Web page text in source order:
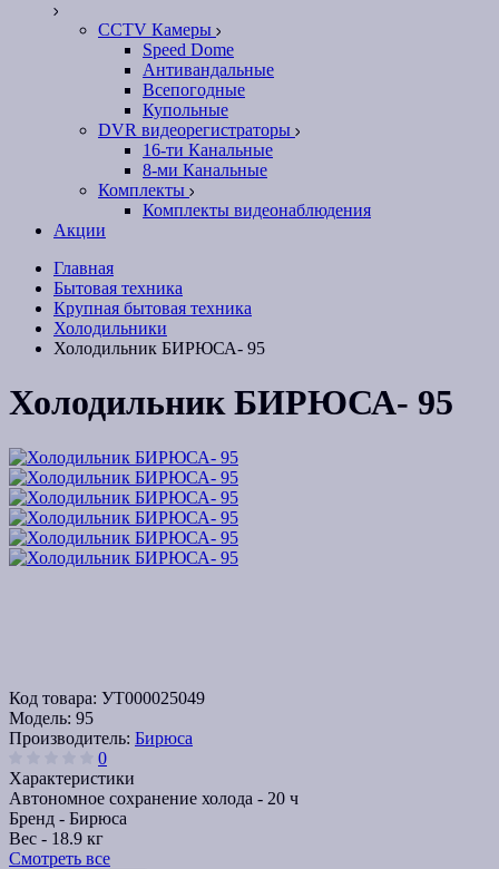
CCTV Камеры
Speed Dome
Антивандальные
Всепогодные
Купольные
DVR видеорегистраторы
16-ти Канальные
8-ми Канальные
Комплекты
Комплекты видеонаблюдения
Акции
Главная
Бытовая техника
Крупная бытовая техника
Холодильники
Холодильник БИРЮСА- 95
Холодильник БИРЮСА- 95
Код товара: УТ000025049
Модель: 95
Производитель: Бирюса
0
Характеристики
Автономное сохранение холода - 20 ч
Бренд - Бирюса
Вес - 18.9 кг
Смотреть все